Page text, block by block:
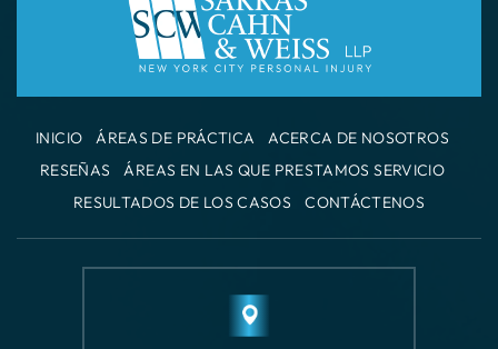
ÁREAS DE PRÁCTICA
ACERCA DE NOSOTROS
ÁREAS EN LAS QUE PRESTAMOS SERVICIO
Oficina de la
Ciudad de Nueva
York